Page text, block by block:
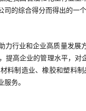
的综合得分而得出的一
力行业和企业高质量发
提高企业的管理水平，
料制造业、橡胶和塑料
务。